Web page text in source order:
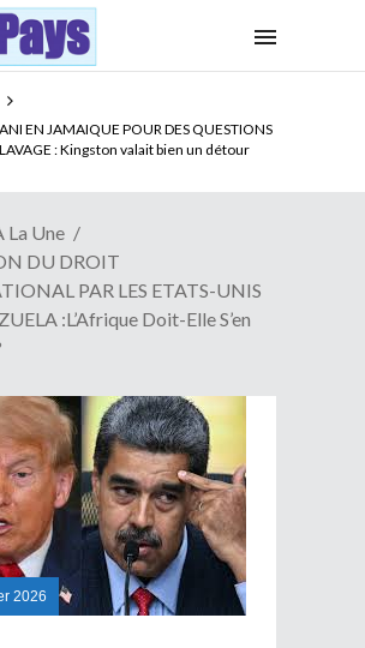
EN JAMAIQUE POUR DES QUESTIONS
: Kingston valait bien un détour
TALON A LA TETE DU SENAT BENINOIS :
quitte le pouvoir sans partir !
La Une
DU DROIT
PAR LES ETATS-UNIS
:L’Afrique Doit-Elle S’en
2026